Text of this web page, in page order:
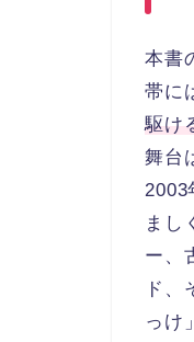
本書
帯に
駆け
舞台
2003
まし
ー、
ド
っけ